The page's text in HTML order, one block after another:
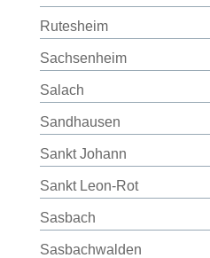
Rutesheim
Sachsenheim
Salach
Sandhausen
Sankt Johann
Sankt Leon-Rot
Sasbach
Sasbachwalden